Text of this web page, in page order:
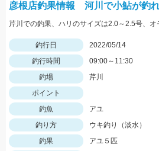
彦根店釣果情報 河川で小鮎が釣れ
釣行日
2022/05/14
釣行時間
09:00～11:30
釣場
芹川
ポイント
釣魚
アユ
釣り方
ウキ釣り（淡水）
釣果
アユ５匹